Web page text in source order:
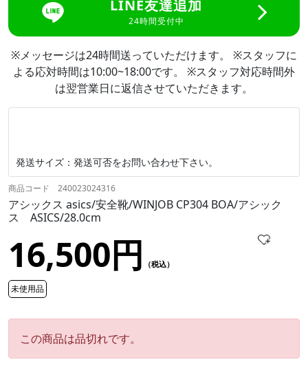
LINE友達追加
24時間受付中
※メッセージは24時間送っていただけます。 ※スタッフに
よる応対時間は10:00~18:00です。 ※スタッフ対応時間外
は翌営業日に返信させていただきます。
発送サイズ：発送可否をお問い合わせ下さい。
商品コード 240023024316
アシックス asics/安全靴/WINJOB CP304 BOA/アシック
ス ASICS/28.0cm
16,500円 （税込）
未使用品
この商品は品切れです。